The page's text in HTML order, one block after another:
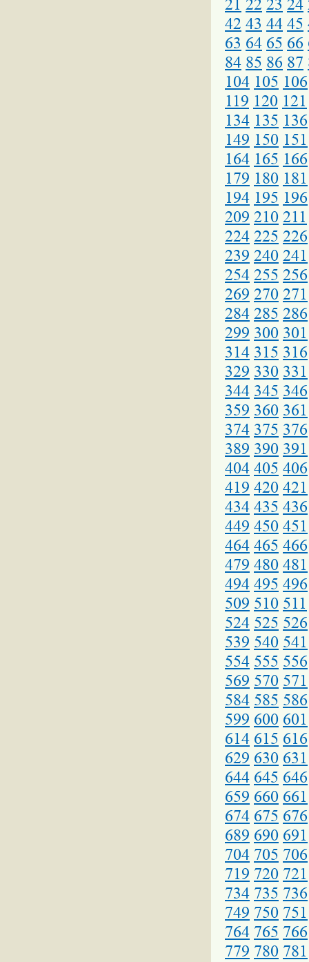
21 22 23 24
42 43 44 45
63 64 65 66
84 85 86 87
104 105 106
119 120 121
134 135 136
149 150 151
164 165 166
179 180 181
194 195 196
209 210 211
224 225 226
239 240 241
254 255 256
269 270 271
284 285 286
299 300 301
314 315 316
329 330 331
344 345 346
359 360 361
374 375 376
389 390 391
404 405 406
419 420 421
434 435 436
449 450 451
464 465 466
479 480 481
494 495 496
509 510 511
524 525 526
539 540 541
554 555 556
569 570 571
584 585 586
599 600 601
614 615 616
629 630 631
644 645 646
659 660 661
674 675 676
689 690 691
704 705 706
719 720 721
734 735 736
749 750 751
764 765 766
779 780 781